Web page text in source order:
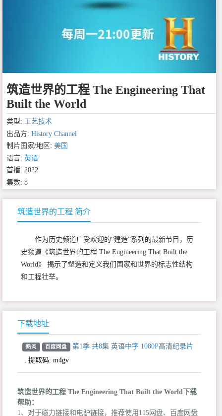
筑造世界的工程 The Engineering That
Built the World
类型: 工艺技术
出品方: History Channel
制片国家/地区: 美国
语言: 英语
首播: 2022
集数: 8
筑造世界的工程 简介
作为历史频道广受欢迎的“建造”系列的最新节目，历
史频道《筑造世界的工程 The Engineering That Built the
World》 揭示了塑造和定义我们国家和世界的标志性结构
和工程壮举。
下载地址
熟肉 百度网盘
第1季 共8集 英语中字 1080P高清纪录片
, 提取码: m4gv
筑造世界的工程 The Engineering That Built the World下载
帮助：
1、对于磁力链接和电驴链接，推荐使用115网盘、百度网盘